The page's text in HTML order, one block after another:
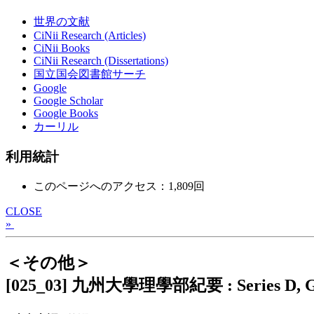
世界の文献
CiNii Research (Articles)
CiNii Books
CiNii Research (Dissertations)
国立国会図書館サーチ
Google
Google Scholar
Google Books
カーリル
利用統計
このページへのアクセス：1,809回
CLOSE
»
＜その他＞
[025_03] 九州大學理學部紀要 : Series D,